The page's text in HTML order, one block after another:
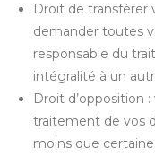
Droit de transférer
demander toutes
responsable du
intégralité à un
Droit d’opposition
traitement de vos
moins que